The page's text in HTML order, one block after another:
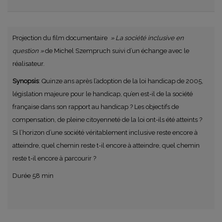
Projection du film documentaire » La société inclusive en
question »de Michel Szempruch suivi d’un échange avec le
réalisateur.
Synopsis: Quinze ans après l’adoption de la loi handicap de 2005,
législation majeure pour le handicap, qu’en est-il de la société
française dans son rapport au handicap ? Les objectifs de
compensation, de pleine citoyenneté de la loi ont-ils été atteints ?
Si l’horizon d’une société véritablement inclusive reste encore à
atteindre, quel chemin reste t-il encore à atteindre, quel chemin
reste t-il encore à parcourir ?
Durée 58 min